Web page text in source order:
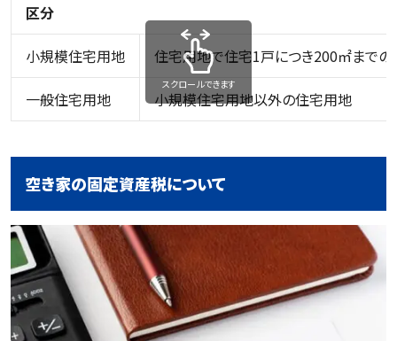
区分
小規模住宅用地 住宅用地で住宅1戸につき200㎡までの
一般住宅用地 小規模住宅用地以外の住宅用地
スクロールできます
空き家の固定資産税について